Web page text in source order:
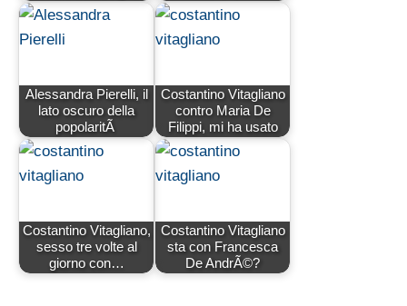
Alessandra Pierelli, il
lato oscuro della
popolaritÃ
Costantino Vitagliano
contro Maria De
Filippi, mi ha usato
Costantino Vitagliano,
sesso tre volte al
giorno con…
Costantino Vitagliano
sta con Francesca
De AndrÃ©?